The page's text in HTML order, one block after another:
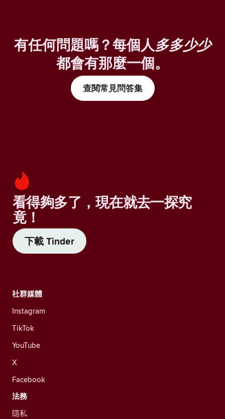
有任何問題嗎？每個人多多少少
都會有那麼一個。
查閱常見問答集
看得夠多了，現在就去一探究
竟！
下載 Tinder
社群媒體
Instagram
TikTok
YouTube
X
Facebook
法務
隱私